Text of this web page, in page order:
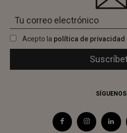
Acepto la política de privacidad
SÍGUENOS